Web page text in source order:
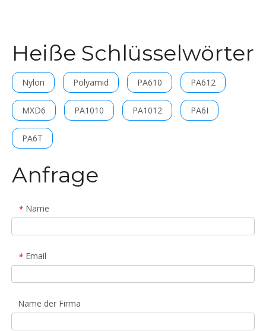
Heiße Schlüsselwörter
Nylon Polyamid PA610 PA612
MXD6 PA1010 PA1012 PA6I
PA6T
Anfrage
* Name
* Email
Name der Firma